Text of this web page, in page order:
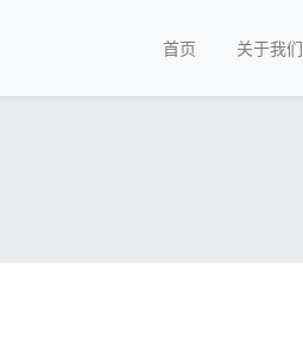
首页 关于我们